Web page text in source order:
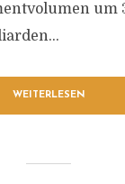
um
WEITERLESEN